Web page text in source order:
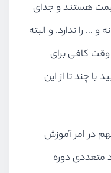
قیمت هستند و جدای
و … را ندارد. و البته
کافی برای
چند تا از این
در امر آموزش
متعددی دوره